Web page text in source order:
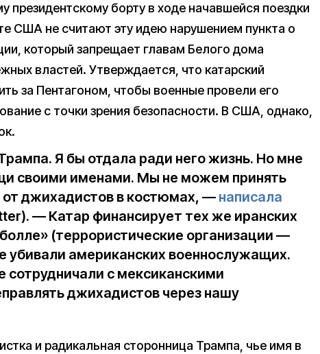
президентскому борту в ходе начавшейся поездки
США не считают эту идею нарушением пункта о
который запрещает главам Белого дома
властей. Утверждается, что катарский
за Пентагоном, чтобы военные провели его
с точки зрения безопасности. В США, однако,
Я бы отдала ради него жизнь. Но мне
своими именами. Мы не можем принять
от джихадистов в костюмах, — написала
— Катар финансирует тех же иранских
(террористические организации —
убивали американских военнослужащих.
сотрудничали с мексиканскими
джихадистов через нашу
и радикальная сторонница Трампа, чье имя в